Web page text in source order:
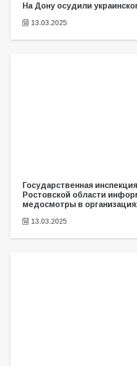
На Дону осудили
13.03.2025
Государственная
Ростовской области
медосмотры в
13.03.2025